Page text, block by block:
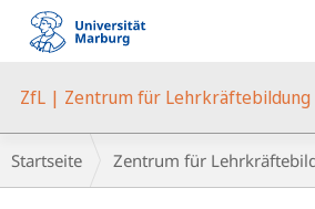
Mobile-
Navigation
ZfL | Zentrum für Lehrkräftebildung
Breadcrumb-
Navigation
Startseite Zentrum für